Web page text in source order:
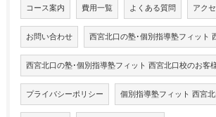
コース案内 費用一覧 よくある質問 アク
お問い合わせ 西宮北口の塾･個別指導塾フィット
西宮北口の塾･個別指導塾フィット 西宮北口校のお客
プライバシーポリシー 個別指導塾フィット 西宮